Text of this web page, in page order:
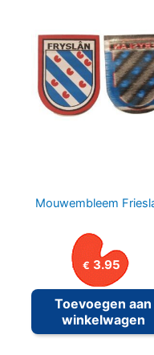
Mouwembleem
€ 3.95
Toevoegen aan
winkelwagen